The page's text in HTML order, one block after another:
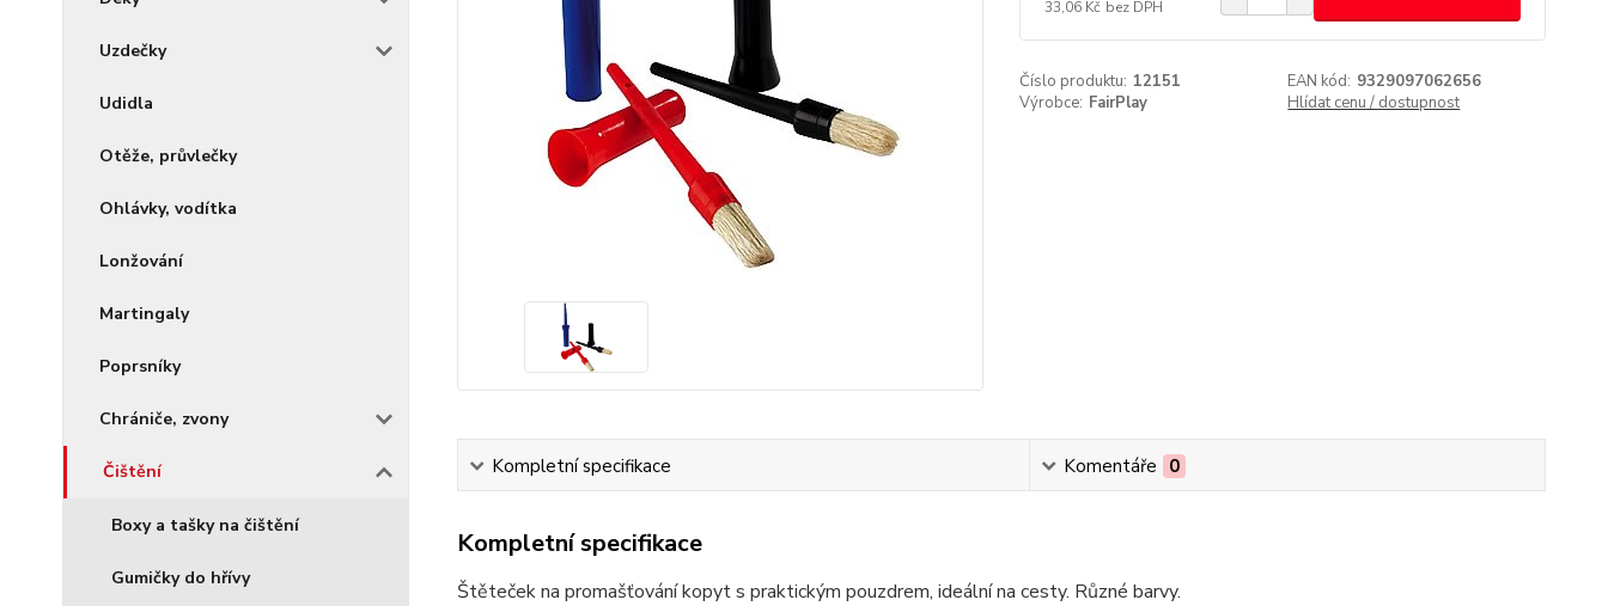
Uzdečky
Udidla
Otěže, průvlečky
Ohlávky, vodítka
Lonžování
Martingaly
Poprsníky
Chrániče, zvony
Čištění
Boxy a tašky na čištění
Gumičky do hřívy
33,06 Kč bez DPH
Číslo produktu: 12151 EAN kód: 9329097062656
Výrobce: FairPlay Hlídat cenu / dostupnost
Kompletní specifikace Komentáře 0
Kompletní specifikace
Štěteček na promašťování kopyt s praktickým pouzdrem, ideální na cesty. Různé barvy.